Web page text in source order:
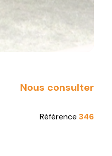
Nous consulter
Référence 346